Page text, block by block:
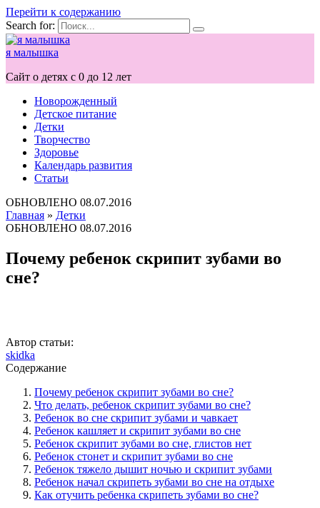
Перейти к содержанию
Search for:
я малышка
Сайт о детях с 0 до 12 лет
Новорожденный
Детское питание
Детки
Творчество
Здоровье
Календарь развития
Статьи
ОБНОВЛЕНО 08.07.2016
Главная » Детки
ОБНОВЛЕНО 08.07.2016
Почему ребенок скрипит зубами во
сне?
Автор статьи:
skidka
Содержание
Почему ребенок скрипит зубами во сне?
Что делать, ребенок скрипит зубами во сне?
Ребенок во сне скрипит зубами и чавкает
Ребенок кашляет и скрипит зубами во сне
Ребенок скрипит зубами во сне, глистов нет
Ребенок стонет и скрипит зубами во сне
Ребенок тяжело дышит ночью и скрипит зубами
Ребенок начал скрипеть зубами во сне на отдыхе
Как отучить ребенка скрипеть зубами во сне?